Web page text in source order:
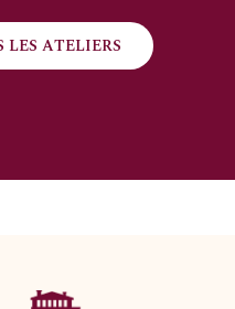
LES ATELIERS